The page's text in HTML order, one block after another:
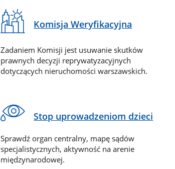
Komisja Weryfikacyjna
Zadaniem Komisji jest usuwanie skutków
prawnych decyzji reprywatyzacyjnych
dotyczących nieruchomości warszawskich.
Stop uprowadzeniom dzieci
Sprawdź organ centralny, mapę sądów
specjalistycznych, aktywność na arenie
międzynarodowej.